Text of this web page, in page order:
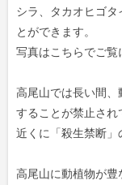
シラ、タカオヒゴ
とができます。
写真はこちらでご覧
高尾山では長い間、
することが禁止さ
近くに「殺生禁断」
高尾山に動植物が